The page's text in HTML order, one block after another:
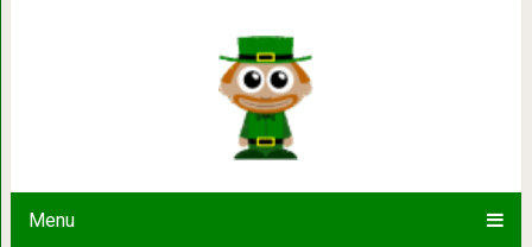
Menu
Главный признак человека,